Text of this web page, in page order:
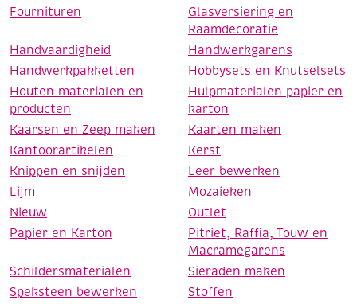
Fournituren
Glasversiering en
Raamdecoratie
Handvaardigheid
Handwerkgarens
Handwerkpakketten
Hobbysets en Knutselsets
Houten materialen en
producten
Hulpmaterialen papier en
karton
Kaarsen en Zeep maken
Kaarten maken
Kantoorartikelen
Kerst
Knippen en snijden
Leer bewerken
Lijm
Mozaieken
Nieuw
Outlet
Papier en Karton
Pitriet, Raffia, Touw en
Macramegarens
Schildersmaterialen
Sieraden maken
Speksteen bewerken
Stoffen